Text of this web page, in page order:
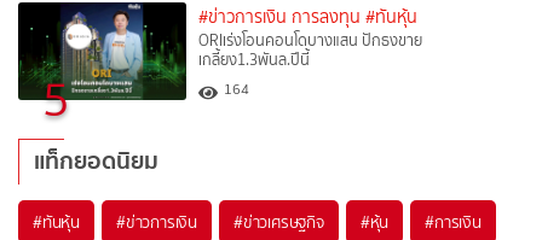
5
#ข่าวการเงิน การลงทุน #ทันหุ้น
ORIเร่งโอนคอนโดบางแสน ปักธงขาย
เกลี้ยง1.3พันล.ปีนี้
164
แท็กยอดนิยม
#ทันหุ้น #ข่าวการเงิน #ข่าวเศรษฐกิจ #หุ้น #การเงิน